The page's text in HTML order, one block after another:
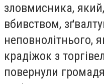
зловмисника,
вбивством,
неповнолітнього,
крадіжок з
повернули